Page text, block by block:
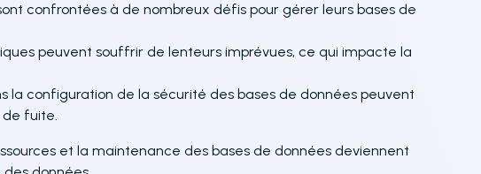
confrontées à de nombreux défis pour gérer leurs bases de
peuvent souffrir de lenteurs imprévues, ce qui impacte la
la configuration de la sécurité des bases de données peuvent
de fuite.
et la maintenance des bases de données deviennent